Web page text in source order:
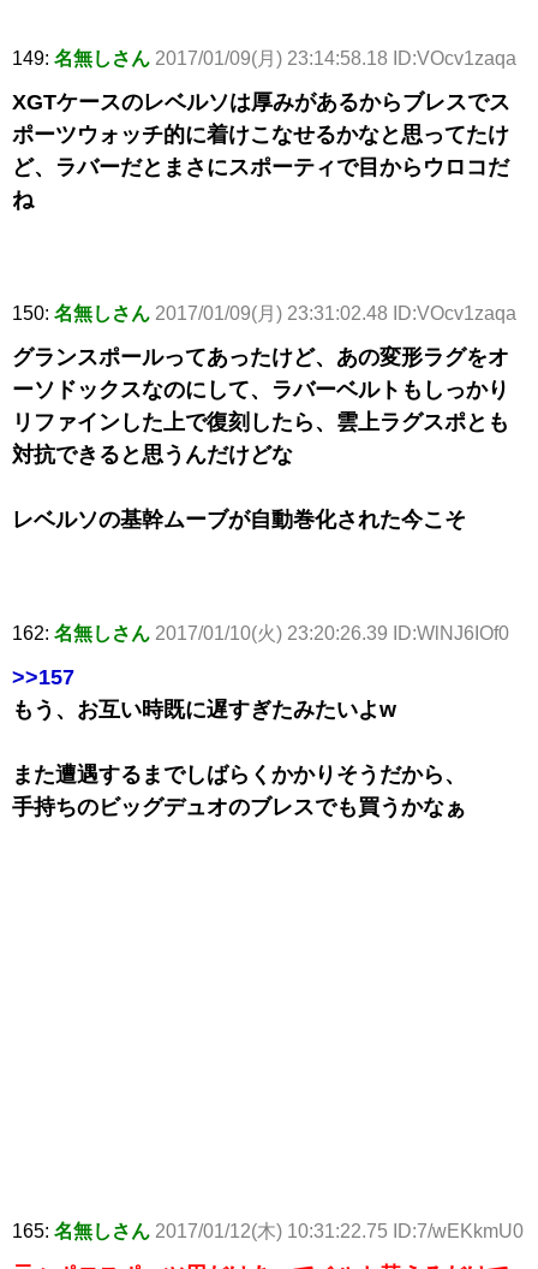
149: 名無しさん 2017/01/09(月) 23:14:58.18 ID:VOcv1zaqa
XGTケースのレベルソは厚みがあるからブレスでス
ポーツウォッチ的に着けこなせるかなと思ってたけ
ど、ラバーだとまさにスポーティで目からウロコだ
ね
150: 名無しさん 2017/01/09(月) 23:31:02.48 ID:VOcv1zaqa
グランスポールってあったけど、あの変形ラグをオ
ーソドックスなのにして、ラバーベルトもしっかり
リファインした上で復刻したら、雲上ラグスポとも
対抗できると思うんだけどな
レベルソの基幹ムーブが自動巻化された今こそ
162: 名無しさん 2017/01/10(火) 23:20:26.39 ID:WlNJ6IOf0
>>157
もう、お互い時既に遅すぎたみたいよw
また遭遇するまでしばらくかかりそうだから、
手持ちのビッグデュオのブレスでも買うかなぁ
165: 名無しさん 2017/01/12(木) 10:31:22.75 ID:7/wEKkmU0